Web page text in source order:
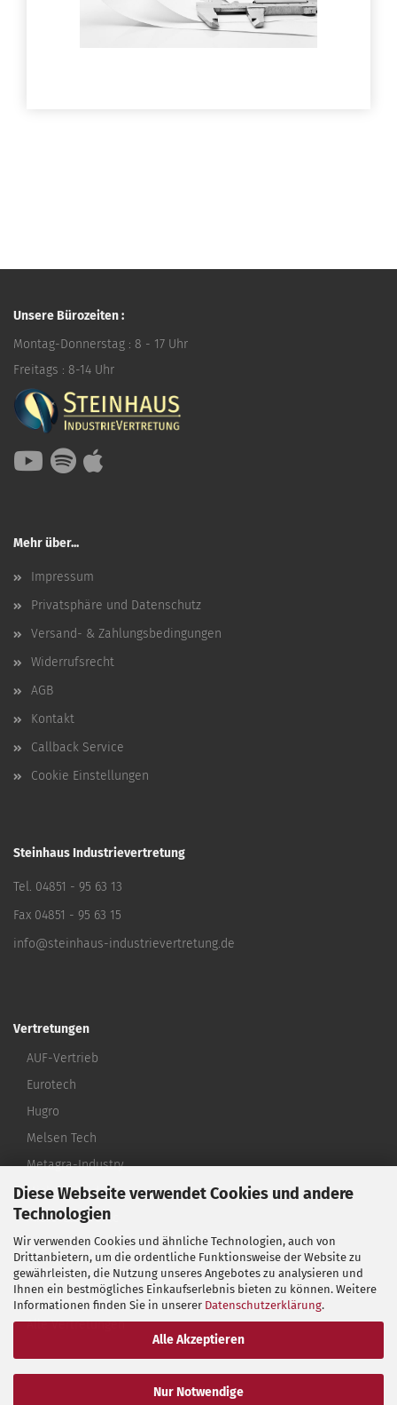
Diese Webseite verwendet Cookies und andere
Technologien
Wir verwenden Cookies und ähnliche Technologien, auch von
Drittanbietern, um die ordentliche Funktionsweise der Website zu
gewährleisten, die Nutzung unseres Angebotes zu analysieren und
Ihnen ein bestmögliches Einkaufserlebnis bieten zu können. Weitere
Informationen finden Sie in unserer Datenschutzerklärung.
Alle Akzeptieren
Nur Notwendige
Unsere Bürozeiten :
Montag-Donnerstag : 8 - 17 Uhr
Freitags : 8-14 Uhr
Mehr über...
Impressum
Privatsphäre und Datenschutz
Versand- & Zahlungsbedingungen
Widerrufsrecht
AGB
Kontakt
Callback Service
Cookie Einstellungen
Steinhaus Industrievertretung
Tel. 04851 - 95 63 13
Fax 04851 - 95 63 15
info@steinhaus-industrievertretung.de
Vertretungen
AUF-Vertrieb
Eurotech
Hugro
Melsen Tech
Metagra-Industry
Michael Riedel
Micro-Electronic
Vogt
Termax
Schumag
Alle Vertretungen